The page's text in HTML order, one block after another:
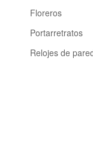
Floreros
Portarretratos
Relojes de